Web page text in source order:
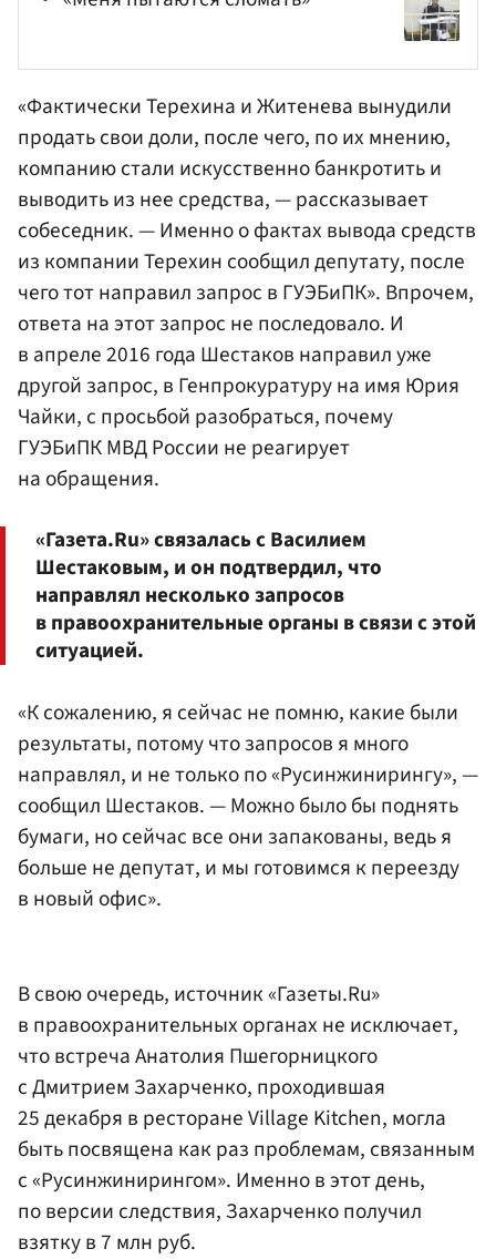
«Фактически Терехина и Житенева вынудили
продать свои доли, после чего, по их мнению,
компанию стали искусственно банкротить и
выводить из нее средства, — рассказывает
собеседник. — Именно о фактах вывода средств
из компании Терехин сообщил депутату, после
чего тот направил запрос в ГУЭБиПК». Впрочем,
ответа на этот запрос не последовало. И
в апреле 2016 года Шестаков направил уже
другой запрос, в Генпрокуратуруна имя Юрия
Чайки, с просьбой разобраться, почему
ГУЭБиПК МВД России не реагирует
на обращения.
«Газета.Ru» связалась с Василием
Шестаковым, и он подтвердил, что
направлял несколько запросов
в правоохранительные органы в связи с этой
ситуацией.
«К сожалению, я сейчас не помню, какие были
результаты, потому что запросов я много
направлял, и не только по «Русинжинирингу», —
сообщил Шестаков. — Можно было бы поднять
бумаги, но сейчас все они запакованы, ведь я
больше не депутат, и мы готовимся к переезду
в новый офис».
В свою очередь, источник «Газеты.Ru»
в правоохранительных органах не исключает,
что встреча Анатолия Пшегорницкого
с Дмитрием Захарченко, проходившая
25 декабря в ресторане Village Kitchen, могла
быть посвящена как раз проблемам, связанным
с «Русинжинирингом». Именно в этот день,
по версии следствия, Захарченко получил
взятку в 7 млн руб.